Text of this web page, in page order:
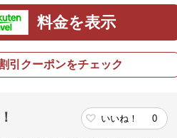
料金を表示
引クーポンをチェック
いいね！ 0